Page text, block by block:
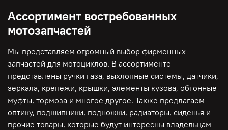
Ассортимент востребованных
мотозапчастей
Мы представляем огромный выбор фирменных
запчастей для мотоциклов. В ассортименте
представлены ручки газа, выхлопные системы, датчики,
зеркала, крепежи, крышки, элементы кузова, обгонные
муфты, тормоза и многое другое. Также предлагаем
оптику, подшипники, подножки, радиаторы, сиденья и
прочие товары, которые будут интересны владельцам